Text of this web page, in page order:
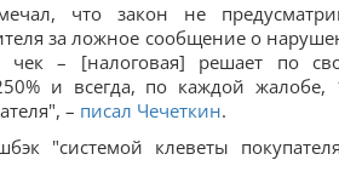
что закон не
за ложное сообщение о
чек – [налоговая] решает по
и всегда, по каждой жалобе,
– писал Чечеткин.
"системой клеветы